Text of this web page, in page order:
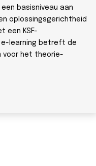
basisniveau aan
oplossingsgerichtheid
een KSF-
e-learning betreft de
voor het theorie-